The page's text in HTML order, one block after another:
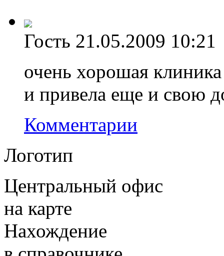
Гость 21.05.2009 10:21
очень хорошая
и привела еще и свою
Комментарии
Логотип
Центральный офис
на карте
Нахождение